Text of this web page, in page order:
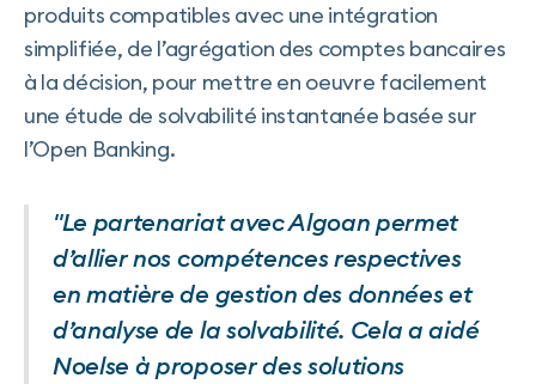
produits compatibles avec une intégration
simplifiée, de l’agrégation des comptes bancaires
à la décision, pour mettre en oeuvre facilement
une étude de solvabilité instantanée basée sur
l’Open Banking.
"Le partenariat avec Algoan permet
d’allier nos compétences respectives
en matière de gestion des données et
d’analyse de la solvabilité. Cela a aidé
Noelse à proposer des solutions